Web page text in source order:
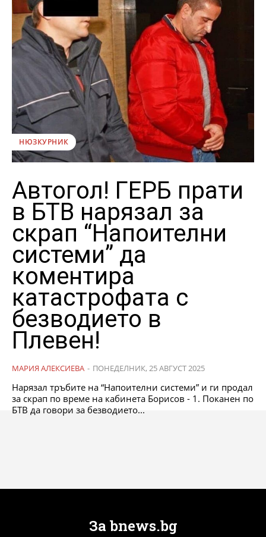
НЮЗКУРНИК
Автогол! ГЕРБ прати
в БТВ нарязал за
скрап “Напоителни
системи” да
коментира
катастрофата с
безводието в
Плевен!
МАРИЯ АЛЕКСИЕВА - ПОНЕДЕЛНИК, 25 АВГУСТ 2025
Нарязал тръбите на “Напоителни системи” и ги продал
за скрап по време на кабинета Борисов - 1. Поканен по
БТВ да говори за безводието...
За bnews.bg